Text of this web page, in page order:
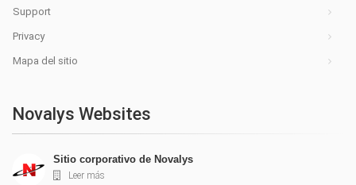
Support
Privacy
Mapa del sitio
Novalys Websites
Sitio corporativo de Novalys
Leer más